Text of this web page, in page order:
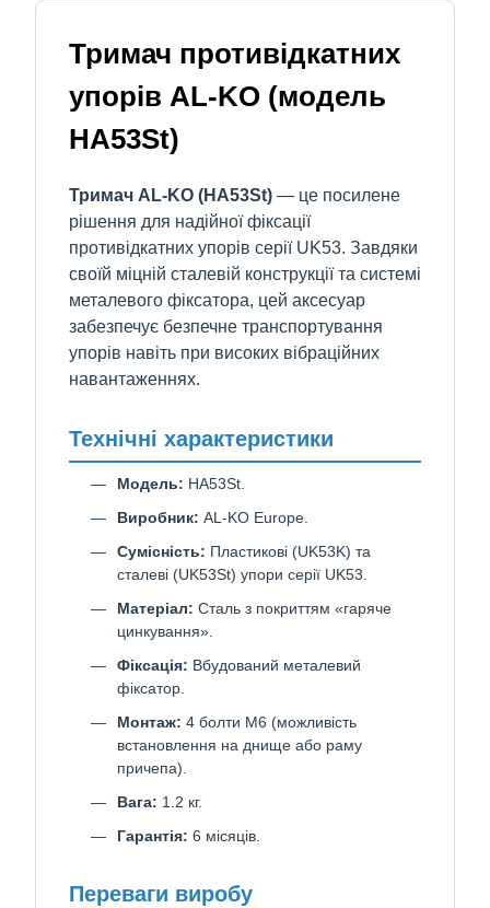
Тримач противідкатних
упорів AL-KO (модель
HA53St)
Тримач AL-KO (HA53St) — це посилене
рішення для надійної фіксації
противідкатних упорів серії UK53. Завдяки
своїй міцній сталевій конструкції та системі
металевого фіксатора, цей аксесуар
забезпечує безпечне транспортування
упорів навіть при високих вібраційних
навантаженнях.
Технічні характеристики
Модель: HA53St.
Виробник: AL-KO Europe.
Сумісність: Пластикові (UK53K) та
сталеві (UK53St) упори серії UK53.
Матеріал: Сталь з покриттям «гаряче
цинкування».
Фіксація: Вбудований металевий
фіксатор.
Монтаж: 4 болти М6 (можливість
встановлення на днище або раму
причепа).
Вага: 1.2 кг.
Гарантія: 6 місяців.
Переваги виробу